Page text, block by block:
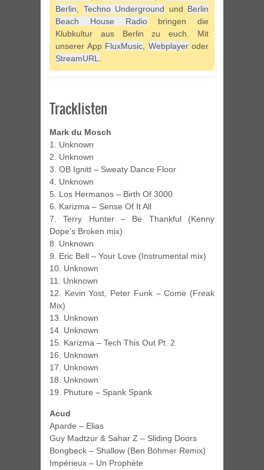
Berlin
Techno Underground und Berlin
Beach House Radiobringen die
Klubkultur aus Berlin zu euch. Mit
unserer App FluxMusic Webplayeroder
StreamURL
Tracklisten
Mark du Mosch
1. Unknown
2. Unknown
3. OB Ignitt – Sweaty Dance Floor
4. Unknown
5. Los Hermanos – Birth Of 3000
6. Karizma – Sense Of It All
7. Terry Hunter – Be Thankful (Kenny
Dope’s Broken mix)
8. Unknown
9. Eric Bell – Your Love (Instrumental mix)
10. Unknown
11. Unknown
12. Kevin Yost, Peter Funk – Come (Freak
Mix)
13. Unknown
14. Unknown
15. Karizma – Tech This Out Pt. 2
16. Unknown
17. Unknown
18. Unknown
19. Phuture – Spank Spank
Acud
Aparde – Elias
Guy Madtzur & Sahar Z – Sliding Doors
Bongbeck – Shallow (Ben Böhmer Remix)
Impérieux – Un Prophète